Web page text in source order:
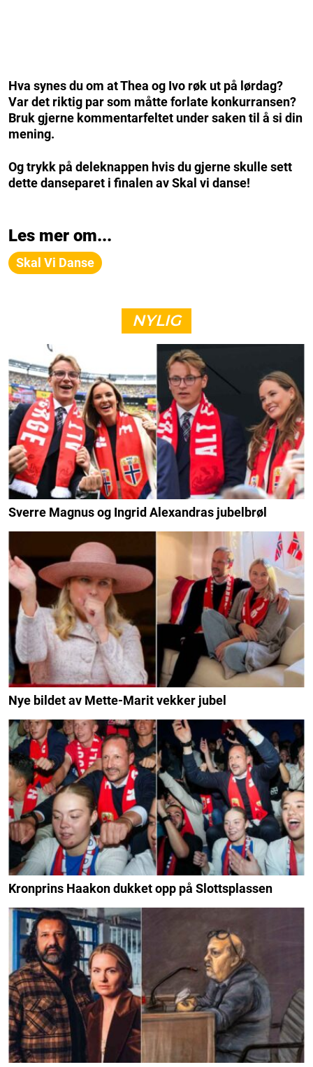
Hva synes du om at Thea og Ivo røk ut på lørdag?
Var det riktig par som måtte forlate konkurransen?
Bruk gjerne kommentarfeltet under saken til å si din
mening.
Og trykk på deleknappen hvis du gjerne skulle sett
dette danseparet i finalen av Skal vi danse!
Les mer om...
Skal Vi Danse
NYLIG
Sverre Magnus og Ingrid Alexandras jubelbrøl
Nye bildet av Mette-Marit vekker jubel
Kronprins Haakon dukket opp på Slottsplassen